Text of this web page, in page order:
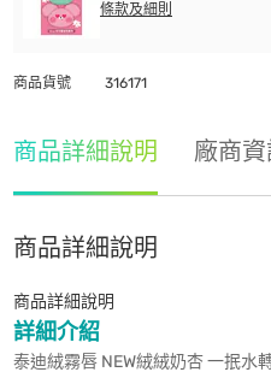
條款及細則
商品貨號 316171
商品詳細說明 廠商
商品詳細說明
商品詳細說明
詳細介紹
泰迪絨霧唇 NEW絨絨奶杏 一抿水